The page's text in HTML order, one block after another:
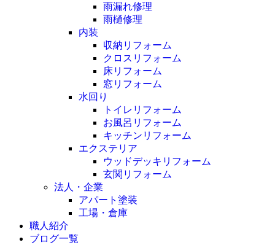
雨漏れ修理
雨樋修理
内装
収納リフォーム
クロスリフォーム
床リフォーム
窓リフォーム
水回り
トイレリフォーム
お風呂リフォーム
キッチンリフォーム
エクステリア
ウッドデッキリフォーム
玄関リフォーム
法人・企業
アパート塗装
工場・倉庫
職人紹介
ブログ一覧